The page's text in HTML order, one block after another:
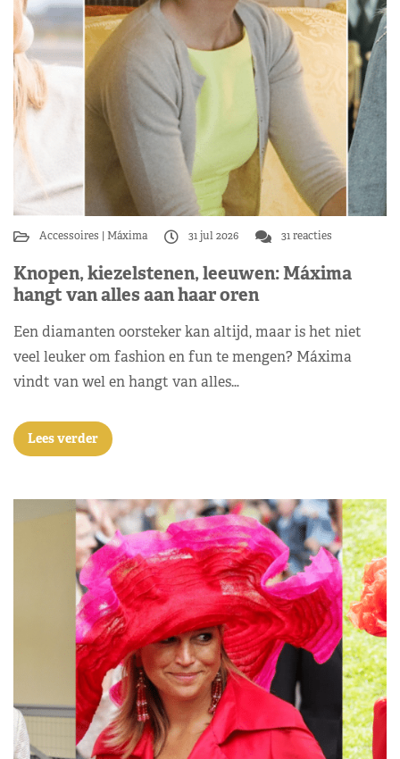
Accessoires Máxima 31 jul 2026 31 reacties
Knopen, kiezelstenen, leeuwen: Máxima
hangt van alles aan haar oren
Een diamanten oorsteker kan altijd, maar is het niet
veel leuker om fashion en fun te mengen? Máxima
vindt van wel en hangt van alles…
Lees verder